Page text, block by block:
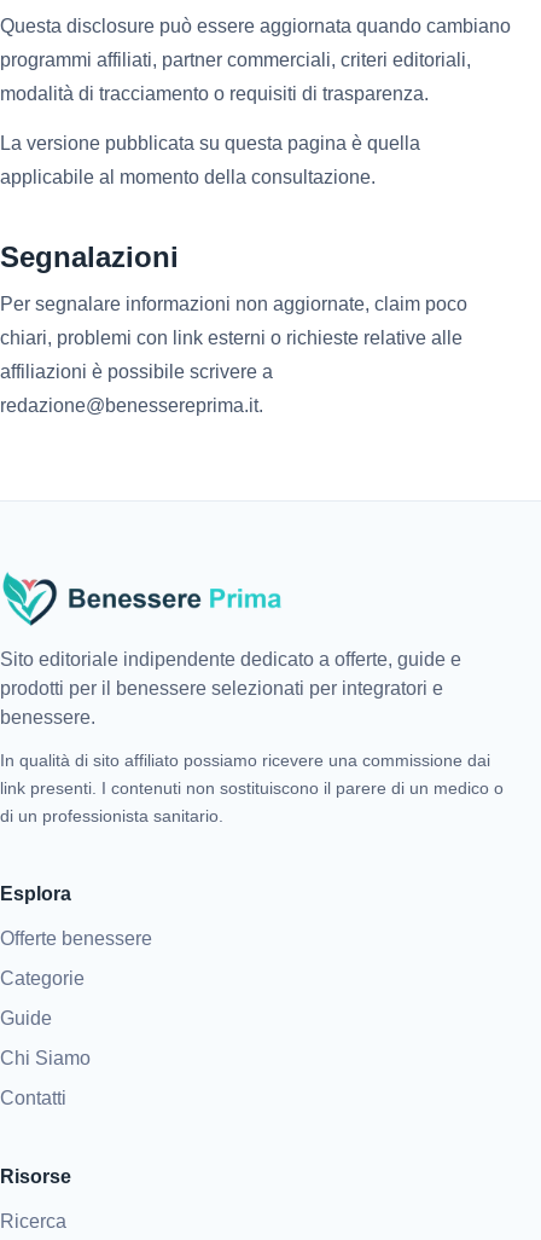
Questa disclosure può essere aggiornata quando cambiano
programmi affiliati, partner commerciali, criteri editoriali,
modalità di tracciamento o requisiti di trasparenza.
La versione pubblicata su questa pagina è quella
applicabile al momento della consultazione.
Segnalazioni
Per segnalare informazioni non aggiornate, claim poco
chiari, problemi con link esterni o richieste relative alle
affiliazioni è possibile scrivere a
redazione@benessereprima.it.
Sito editoriale indipendente dedicato a offerte, guide e
prodotti per il benessere selezionati per integratori e
benessere.
In qualità di sito affiliato possiamo ricevere una commissione dai
link presenti. I contenuti non sostituiscono il parere di un medico o
di un professionista sanitario.
Esplora
Offerte benessere
Categorie
Guide
Chi Siamo
Contatti
Risorse
Ricerca